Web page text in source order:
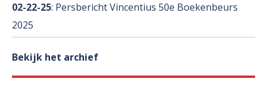
02-22-25: Persbericht Vincentius 50e Boekenbeurs
2025
Bekijk het archief